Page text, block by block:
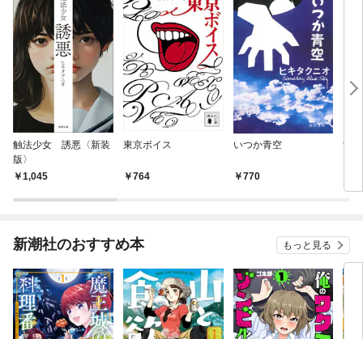
触法少女 誘悪〈新装
版〉
1,045
東京ボイス
764
いつか青空
770
女
新潮社のおすすめ本 もっと見る